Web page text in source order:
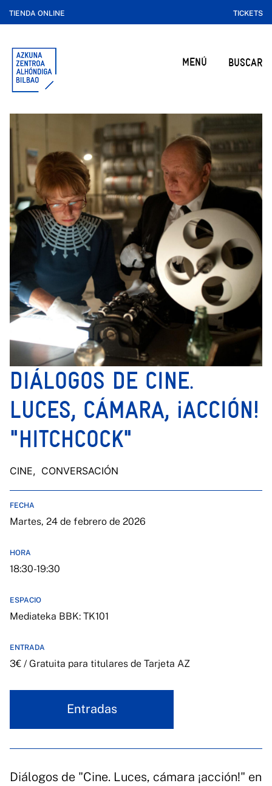
TIENDA ONLINE TICKETS
MENÚ BUSCAR
DIÁLOGOS DE CINE.
LUCES, CÁMARA, ¡ACCIÓN!
"HITCHCOCK"
CINE, CONVERSACIÓN
FECHA
Martes, 24 de febrero de 2026
HORA
18:30-19:30
ESPACIO
Mediateka BBK: TK101
ENTRADA
3€ / Gratuita para titulares de Tarjeta AZ
Entradas
Diálogos de "Cine. Luces, cámara ¡acción!" en